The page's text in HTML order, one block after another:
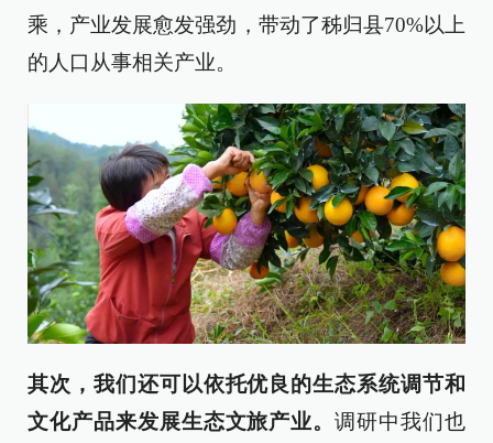
乘，产业发展愈发强劲，带动了秭归县70%以上
的人口从事相关产业。
其次，我们还可以依托优良的生态系统调节和
文化产品来发展生态文旅产业。调研中我们也